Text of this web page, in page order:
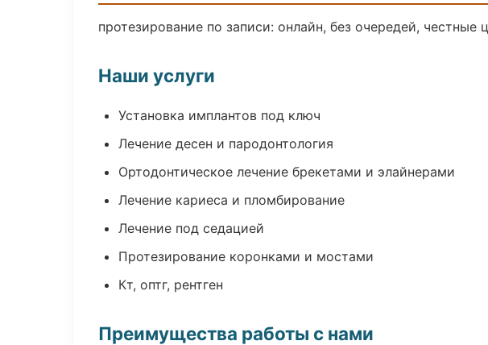
протезирование по записи: онлайн, без очередей,
Наши услуги
Установка имплантов под ключ
Лечение десен и пародонтология
Ортодонтическое лечение брекетами и элайнерами
Лечение кариеса и пломбирование
Лечение под седацией
Протезирование коронками и мостами
Кт, оптг, рентген
Преимущества работы с нами